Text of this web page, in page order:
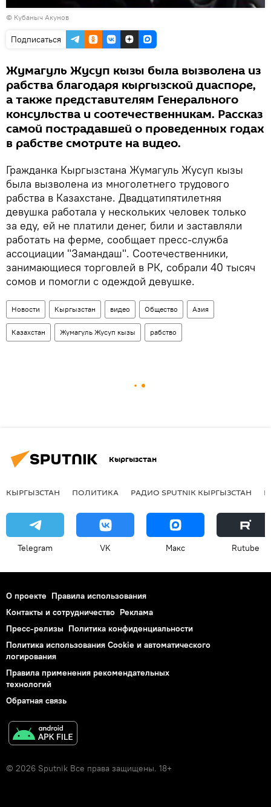
Воспроизвести
видео
© Кубаныч Акунов
Подписаться
Жумагуль Жусуп кызы была вызволена из
рабства благодаря кыргызской диаспоре,
а также представителям Генерального
консульства и соотечественникам. Рассказ
самой пострадавшей о проведенных годах
в рабстве смотрите на видео.
Гражданка Кыргызстана Жумагуль Жусуп кызы
была вызволена из многолетнего трудового
рабства в Казахстане. Двадцатипятилетняя
девушка работала у нескольких человек только
за еду, ей не платили денег, били и заставляли
работать на ферме, сообщает пресс-служба
ассоциации "Замандаш". Соотечественники,
занимающиеся торговлей в РК, собрали 40 тысяч
сомов и помогли с одеждой девушке.
Новости Кыргызстан видео Общество Азия
Казахстан Жумагуль Жусуп кызы рабство
Кыргызстан
КЫРГЫЗСТАН ПОЛИТИКА РАДИО SPUTNIK КЫРГЫЗСТАН
Telegram VK Макс Rutube
О проекте Правила использования
Контакты и сотрудничество Реклама
Пресс-релизы Политика конфиденциальности
Политика использования Cookie и автоматического
логирования
Правила применения рекомендательных
технологий
Обратная связь
© 2026 Sputnik Все права защищены. 18+